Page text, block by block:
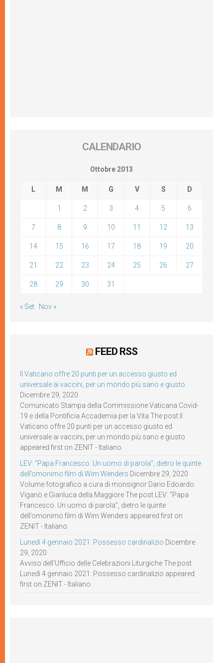
CALENDARIO
Ottobre 2013
L M M G V S D
1 2 3 4 5 6
7 8 9 10 11 12 13
14 15 16 17 18 19 20
21 22 23 24 25 26 27
28 29 30 31
« Set Nov »
FEED RSS
Il Vaticano offre 20 punti per un accesso giusto ed
universale ai vaccini, per un mondo più sano e giusto
Dicembre 29, 2020
Comunicato Stampa della Commissione Vaticana Covid-
19 e della Pontificia Accademia per la Vita The post Il
Vaticano offre 20 punti per un accesso giusto ed
universale ai vaccini, per un mondo più sano e giusto
appeared first on ZENIT - Italiano.
LEV: “Papa Francesco. Un uomo di parola”, dietro le quinte
dell’omonimo film di Wim Wenders Dicembre 29, 2020
Volume fotografico a cura di monsignor Dario Edoardo
Viganò e Gianluca della Maggiore The post LEV: “Papa
Francesco. Un uomo di parola”, dietro le quinte
dell’omonimo film di Wim Wenders appeared first on
ZENIT - Italiano.
Lunedì 4 gennaio 2021: Possesso cardinalizio Dicembre
29, 2020
Avviso dell’Ufficio delle Celebrazioni Liturgiche The post
Lunedì 4 gennaio 2021: Possesso cardinalizio appeared
first on ZENIT - Italiano.